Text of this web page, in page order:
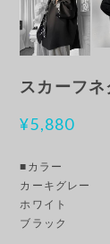
スカーフ
¥5,880
■カラー
カーキグレー
ホワイト
ブラック